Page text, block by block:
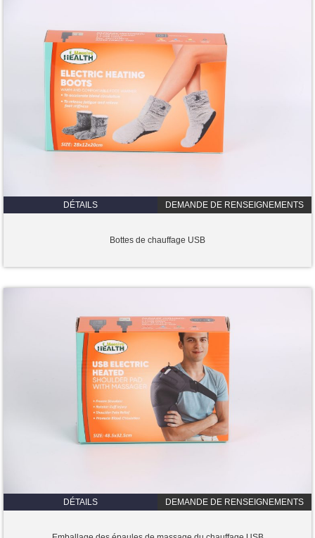
DÉTAILS DEMANDE DE RENSEIGNEMENTS
Bottes de chauffage USB
DÉTAILS DEMANDE DE RENSEIGNEMENTS